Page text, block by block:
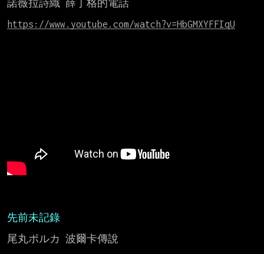
諾薇拉詩織 薛丁格的電話
https://www.youtube.com/watch?v=HbGMXYFFIqU
先前未記錄
尾丸ポルカ 波爾卡傳說